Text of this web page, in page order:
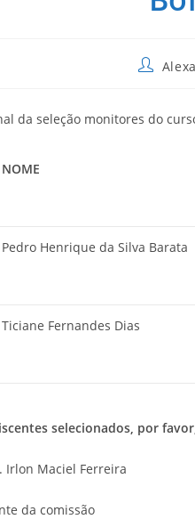
da seleção monitores do
NOME
Pedro Henrique da Silva Barata
Ticiane Fernandes Dias
selecionados, por
Irlon Maciel Ferreira
da comissão